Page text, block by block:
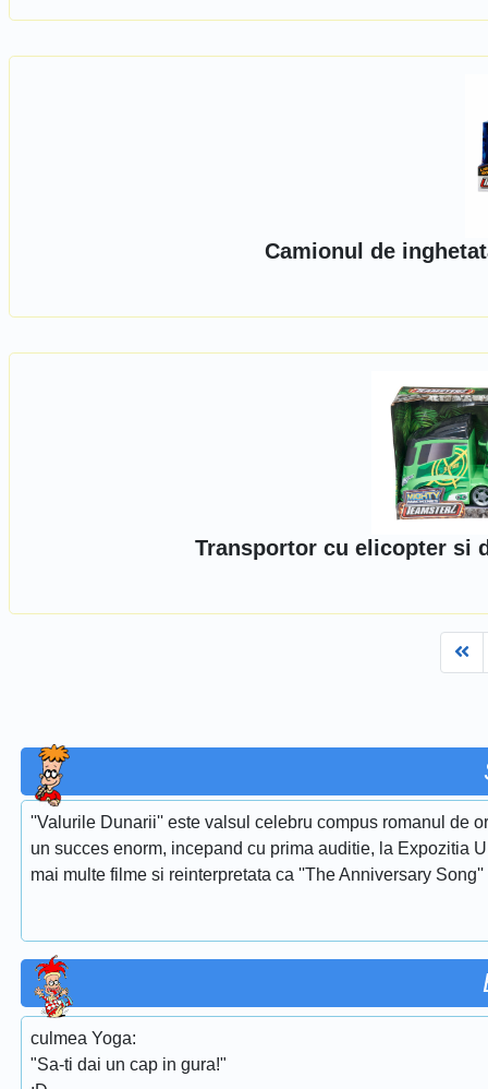
Camionul de
Transportor cu elicopter si
''Valurile Dunarii'' este valsul celebru compus romanul de
un succes enorm, incepand cu prima auditie, la Expozitia
mai multe filme si reinterpretata ca ''The Anniversary
culmea Yoga:
"Sa-ti dai un cap in gura!"